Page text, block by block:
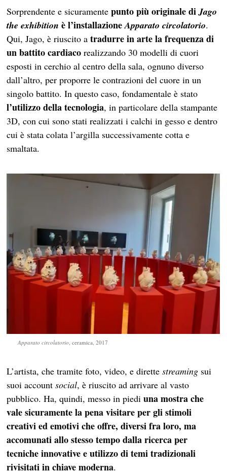
Sorprendente e sicuramente punto più originale diJago
theexhibition è l’installazioneApparato circolatorio.
Qui, Jago, è riuscito atradurre in arte la frequenza di
un battito cardiaco realizzando 30 modelli di cuori
esposti in cerchio al centro della sala, ognuno diverso
dall’altro, per proporre le contrazioni del cuore in un
singolo battito. In questo caso, fondamentale è stato
l’utilizzo della tecnologia, in particolare della stampante
3D, con cui sono stati realizzati i calchi in gesso e dentro
cui è stata colata l’argilla successivamente cotta e
smaltata.
Apparato circolatorio, ceramica, 2017
L’artista, che tramite foto, video, e direttestreaming sui
suoi accountsocial, è riuscito ad arrivare al vasto
pubblico. Ha, quindi, messo in piediuna mostra che
vale sicuramente la pena visitare per gli stimoli
creativi ed emotivi che offre, diversi fra loro, ma
accomunati allo stesso tempo dalla ricerca per
tecniche innovative e utilizzo di temi tradizionali
rivisitati in chiave moderna.